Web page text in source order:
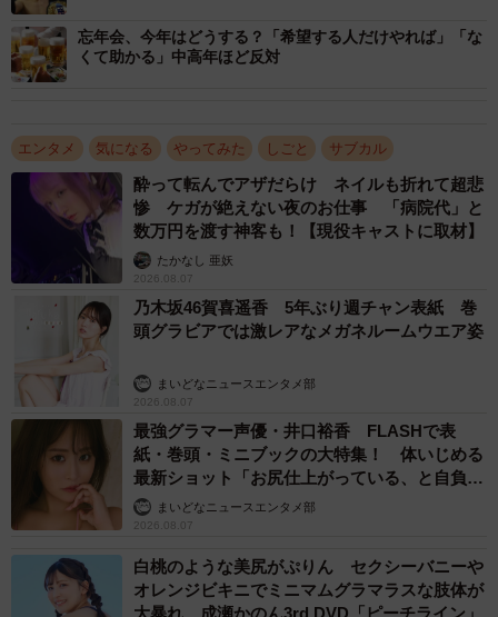
忘年会、今年はどうする？「希望する人だけやれば」「な
くて助かる」中高年ほど反対
エンタメ 気になる やってみた しごと サブカル
酔って転んでアザだらけ ネイルも折れて超悲
惨 ケガが絶えない夜のお仕事 「病院代」と
数万円を渡す神客も！【現役キャストに取材】
たかなし 亜妖
2026.08.07
乃木坂46賀喜遥香 5年ぶり週チャン表紙 巻
頭グラビアでは激レアなメガネルームウエア姿
まいどなニュースエンタメ部
2026.08.07
最強グラマー声優・井口裕香 FLASHで表
紙・巻頭・ミニブックの大特集！ 体いじめる
最新ショット「お尻仕上がっている、と自負し
ています」「いくつになっても理想の身体でい
たい」
まいどなニュースエンタメ部
2026.08.07
白桃のような美尻がぷりん セクシーバニーや
オレンジビキニでミニマムグラマラスな肢体が